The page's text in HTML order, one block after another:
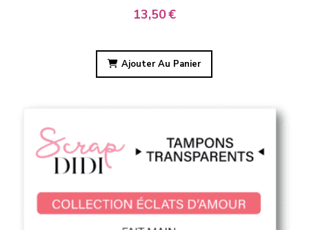
13,50€
Ajouter Au Panier